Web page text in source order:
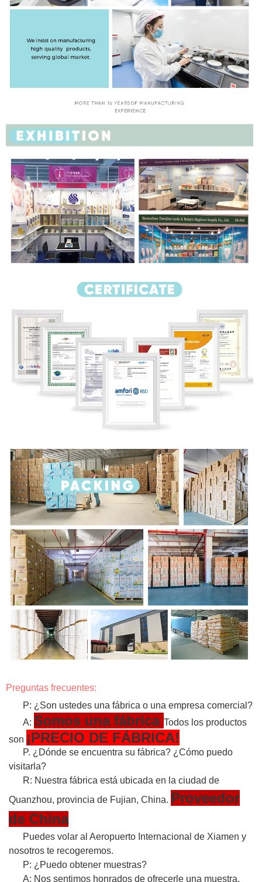
Preguntas frecuentes:
P: ¿Son ustedes una fábrica o una empresa comercial?
A: Somos una fábrica Todos los productos
son ¡PRECIO DE FÁBRICA!
P. ¿Dónde se encuentra su fábrica? ¿Cómo puedo
visitarla?
R: Nuestra fábrica está ubicada en la ciudad de
Quanzhou, provincia de Fujian, China. Proveedor
de China
Puedes volar al Aeropuerto Internacional de Xiamen y
nosotros te recogeremos.
P: ¿Puedo obtener muestras?
A: Nos sentimos honrados de ofrecerle una muestra.